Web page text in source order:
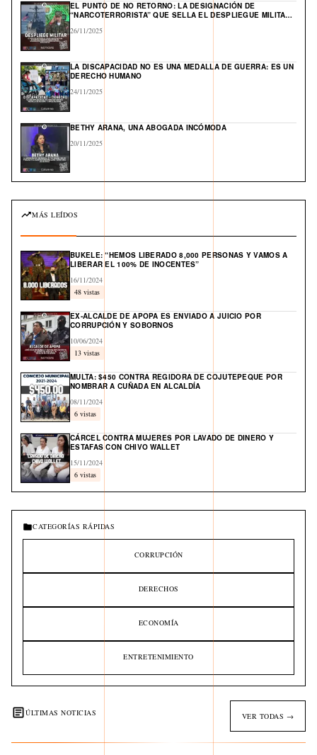
EL PUNTO DE NO RETORNO: LA DESIGNACIÓN DE
“NARCOTERRORISTA” QUE SELLA EL DESPLIEGUE MILITAR
26/11/2025
LA DISCAPACIDAD NO ES UNA MEDALLA DE GUERRA: ES UN
DERECHO HUMANO
24/11/2025
BETHY ARANA, UNA ABOGADA INCÓMODA
20/11/2025
MÁS LEÍDOS
BUKELE: “HEMOS LIBERADO 8,000 PERSONAS Y VAMOS A
LIBERAR EL 100% DE INOCENTES”
16/11/2024
48 vistas
EX-ALCALDE DE APOPA ES ENVIADO A JUICIO POR
CORRUPCIÓN Y SOBORNOS
10/06/2024
13 vistas
MULTA: $450 CONTRA REGIDORA DE COJUTEPEQUE POR
NOMBRAR A CUÑADA EN ALCALDÍA
08/11/2024
6 vistas
CÁRCEL CONTRA MUJERES POR LAVADO DE DINERO Y
ESTAFAS CON CHIVO WALLET
15/11/2024
6 vistas
CATEGORÍAS RÁPIDAS
CORRUPCIÓN
DERECHOS
ECONOMÍA
ENTRETENIMIENTO
ÚLTIMAS NOTICIAS VER TODAS →